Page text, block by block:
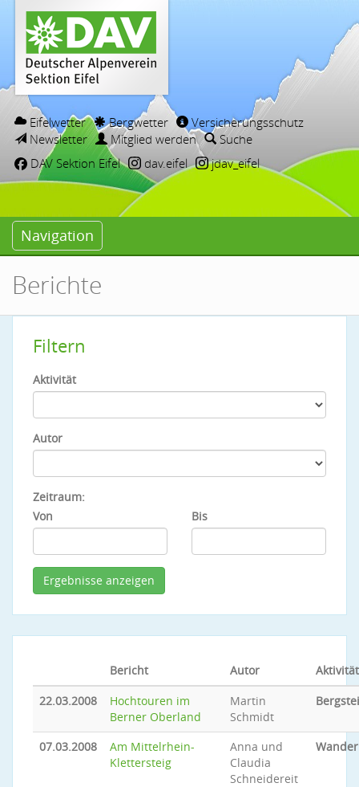
Eifelwetter Bergwetter
Versicherungsschutz
Newsletter
Mitglied werden
Suche
DAV Sektion Eifel
dav.eifel jdav_eifel
Navigation
Berichte
Filtern
Aktivität
Autor
Zeitraum:
Von
Bis
Bericht Autor
Aktivität
22.03.2008
Hochtouren im
Berner Oberland
Martin
Schmidt
07.03.2008
Am Mittelrhein-
Klettersteig
Anna und
Claudia
Schneidereit